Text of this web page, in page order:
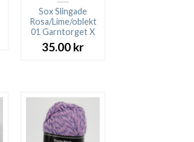
Sox Slingade
Rosa/Lime/oblekt
01 Garntorget X
35.00 kr